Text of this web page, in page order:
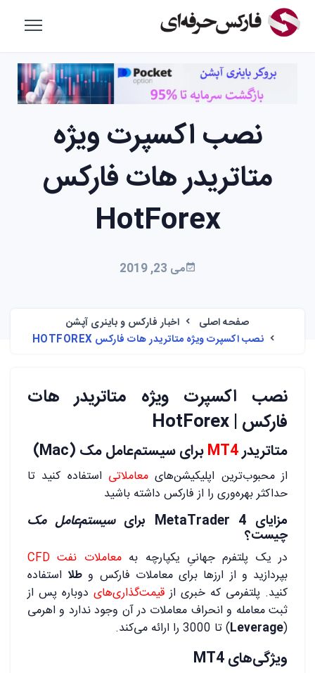
نصب اکسپرت ویژه
متاتریدر هات فارکس
HotForex
می 23, 2019
صفحه اصلی
اخبار فارکس و باینری آپشن
نصب اکسپرت ویژه متاتریدر هات فارکس HOTFOREX
نصب اکسپرت ویژه متاتریدر هات
فارکس | HotForex
متاتریدرMT4برای سیستم‌عامل مک (Mac)
از محبوب‌ترین اپلیکیشن‌های معاملاتی استفاده کنید تا
حداکثر بهره‌وری را از فارکس داشته باشید
مزایای MetaTrader 4 برای سیستم‌عامل مک
چیست؟
در یک پلتفرم جهانیِ یکپارچه بهمعاملات نفت CFD
بپردازید و از ارزها برای معاملات فارکس و طلا استفاده
کنید. پلتفرمی که خبری از قیمت‌گذاری‌های دوباره پس از
ثبت معامله و انحراف معاملات در آن وجود ندارد و اهرمی
(
Leverage) تا 3000 را ارائه می‌کند.
ویژگی‌های MT4